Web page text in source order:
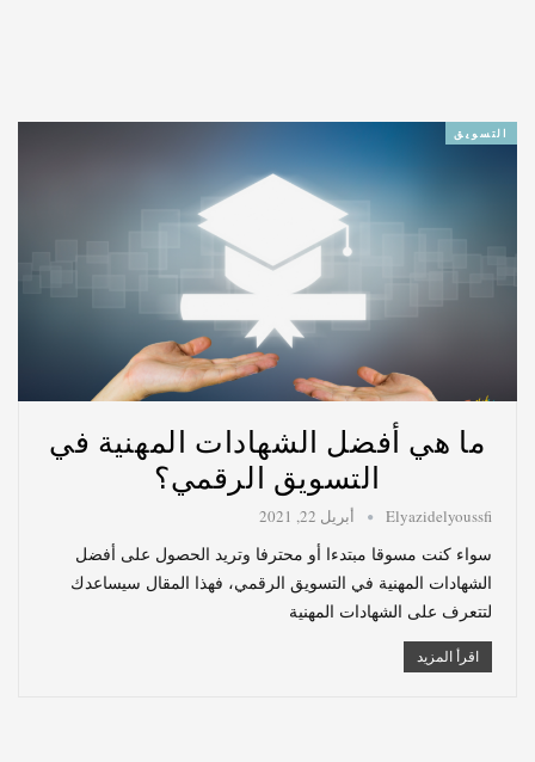
التسويق
ما هي أفضل الشهادات المهنية في
التسويق الرقمي؟
Elyazidelyoussfi أبريل 22, 2021
سواء كنت مسوقا مبتدءا أو محترفا وتريد الحصول على أفضل
الشهادات المهنية في التسويق الرقمي، فهذا المقال سيساعدك
لتتعرف على الشهادات المهنية
اقرأ المزيد